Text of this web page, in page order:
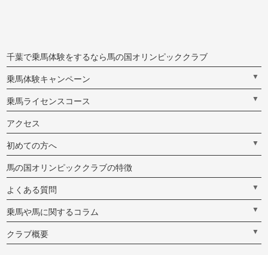
千葉で乗馬体験をするなら馬の国オリンピッククラブ
乗馬体験キャンペーン ▼
乗馬ライセンスコース ▼
アクセス
初めての方へ ▼
馬の国オリンピッククラブの特徴
よくある質問 ▼
乗馬や馬に関するコラム ▼
クラブ概要 ▼